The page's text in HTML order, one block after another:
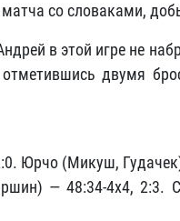
со словаками,
в этой игре не
двумя
Юрчо (Микуш,
— 48:34-4х4, 2:3.